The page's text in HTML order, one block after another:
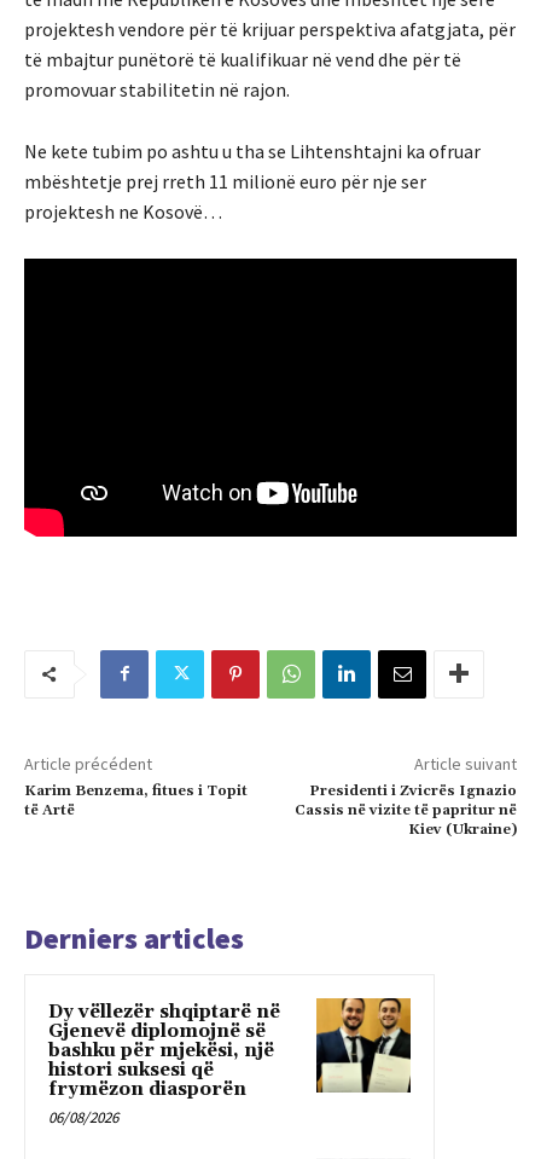
projektesh vendore për të krijuar perspektiva afatgjata, për
të mbajtur punëtorë të kualifikuar në vend dhe për të
promovuar stabilitetin në rajon.
Ne kete tubim po ashtu u tha se Lihtenshtajni ka ofruar
mbështetje prej rreth 11 milionë euro për nje ser
projektesh ne Kosovë…
Article précédent
Karim Benzema, fitues i Topit
të Artë
Article suivant
Presidenti i Zvicrës Ignazio
Cassis në vizite të papritur në
Kiev (Ukraine)
Derniers articles
Dy vëllezër shqiptarë në
Gjenevë diplomojnë së
bashku për mjekësi, një
histori suksesi që
frymëzon diasporën
06/08/2026